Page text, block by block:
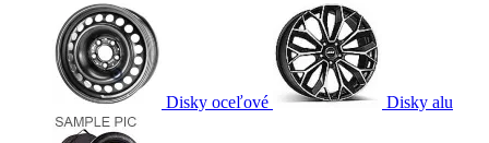
Disky oceľové Disky alu